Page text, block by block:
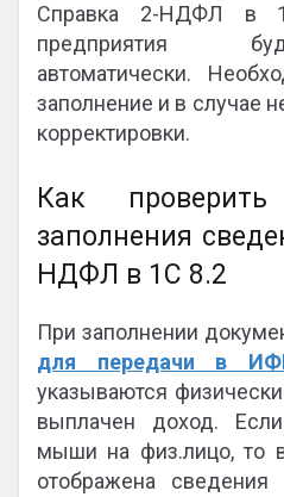
Справка 2-НДФЛ в
предприятия
автоматически.
заполнение и в случае
корректировки.
Как проверить
заполнения
НДФЛ в 1С 8.2
При заполнении
для передачи в
указываются
выплачен доход.
мыши на физ.лицо, то
отображена